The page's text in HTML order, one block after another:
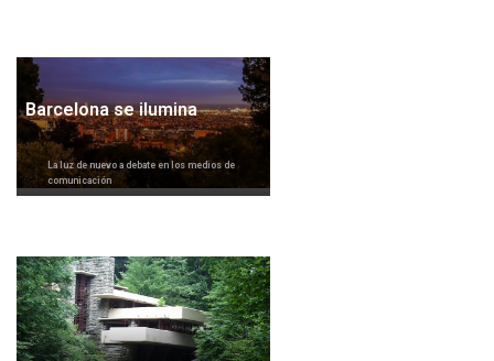
Barcelona se ilumina
La luz de nuevo a debate en los medios de
comunicación